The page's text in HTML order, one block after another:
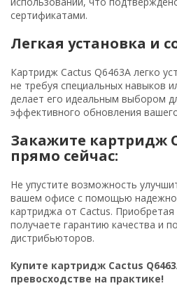
сертификатами.
Легкая установка и
Картридж Cactus Q6463A легко
не требуя специальных навыков
делает его идеальным выбором
эффективного обновления
Закажите картридж
прямо сейчас:
Не упустите возможность
вашем офисе с помощью
картриджа от Cactus.
получаете гарантию качества и
дистрибьюторов.
Купите картридж Cactus
превосходстве на практике!